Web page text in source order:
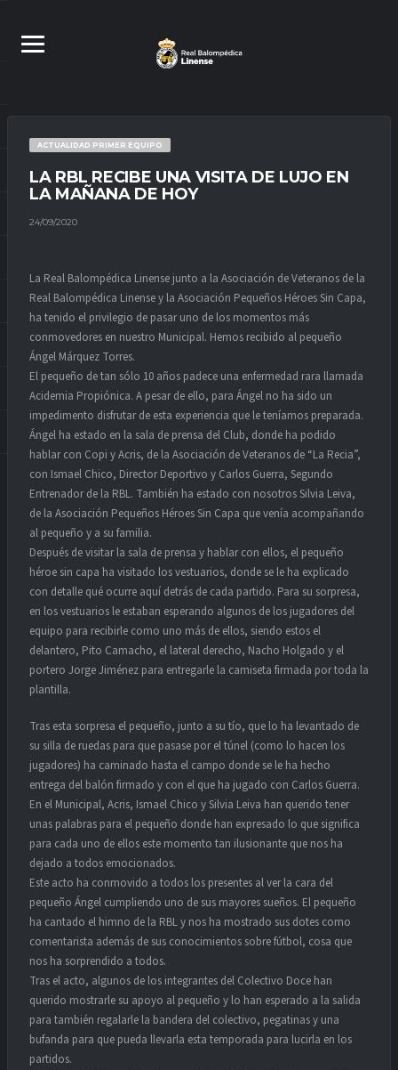
ACTUALIDAD PRIMER EQUIPO
LA RBL RECIBE UNA VISITA DE LUJO EN
LA MAÑANA DE HOY
24/09/2020
La Real Balompédica Linense junto a la Asociación de Veteranos de la
Real Balompédica Linense y la Asociación Pequeños Héroes Sin Capa,
ha tenido el privilegio de pasar uno de los momentos más
conmovedores en nuestro Municipal. Hemos recibido al pequeño
Ángel Márquez Torres.
El pequeño de tan sólo 10 años padece una enfermedad rara llamada
Acidemia Propiónica. A pesar de ello, para Ángel no ha sido un
impedimento disfrutar de esta experiencia que le teníamos preparada.
Ángel ha estado en la sala de prensa del Club, donde ha podido
hablar con Copi y Acris, de la Asociación de Veteranos de “La Recia”,
con Ismael Chico, Director Deportivo y Carlos Guerra, Segundo
Entrenador de la RBL. También ha estado con nosotros Silvia Leiva,
de la Asociación Pequeños Héroes Sin Capa que venía acompañando
al pequeño y a su familia.
Después de visitar la sala de prensa y hablar con ellos, el pequeño
héroe sin capa ha visitado los vestuarios, donde se le ha explicado
con detalle qué ocurre aquí detrás de cada partido. Para su sorpresa,
en los vestuarios le estaban esperando algunos de los jugadores del
equipo para recibirle como uno más de ellos, siendo estos el
delantero, Pito Camacho, el lateral derecho, Nacho Holgado y el
portero Jorge Jiménez para entregarle la camiseta firmada por toda la
plantilla.
Tras esta sorpresa el pequeño, junto a su tío, que lo ha levantado de
su silla de ruedas para que pasase por el túnel (como lo hacen los
jugadores) ha caminado hasta el campo donde se le ha hecho
entrega del balón firmado y con el que ha jugado con Carlos Guerra.
En el Municipal, Acris, Ismael Chico y Silvia Leiva han querido tener
unas palabras para el pequeño donde han expresado lo que significa
para cada uno de ellos este momento tan ilusionante que nos ha
dejado a todos emocionados.
Este acto ha conmovido a todos los presentes al ver la cara del
pequeño Ángel cumpliendo uno de sus mayores sueños. El pequeño
ha cantado el himno de la RBL y nos ha mostrado sus dotes como
comentarista además de sus conocimientos sobre fútbol, cosa que
nos ha sorprendido a todos.
Tras el acto, algunos de los integrantes del Colectivo Doce han
querido mostrarle su apoyo al pequeño y lo han esperado a la salida
para también regalarle la bandera del colectivo, pegatinas y una
bufanda para que pueda llevarla esta temporada para lucirla en los
partidos.